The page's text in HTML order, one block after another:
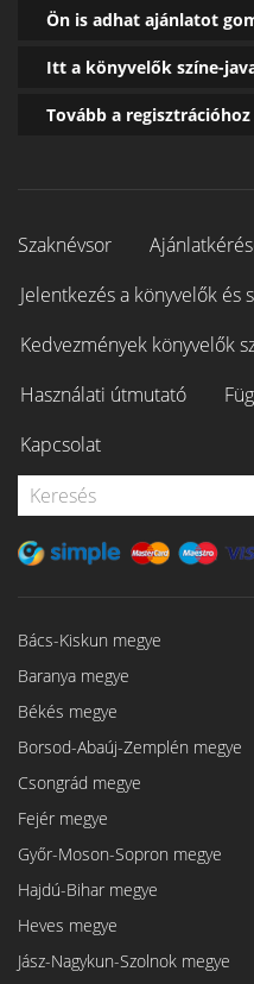
Ön is adhat ajánlatot
Itt a könyvelők színe-
Tovább a regisztrációhoz
Szaknévsor
Jelentkezés a könyvelők és
Kedvezmények könyvelők
Használati útmutató
Kapcsolat
Bács-Kiskun megye
Baranya megye
Békés megye
Borsod-Abaúj-Zemplén megye
Csongrád megye
Fejér megye
Győr-Moson-Sopron megye
Hajdú-Bihar megye
Heves megye
Jász-Nagykun-Szolnok megye